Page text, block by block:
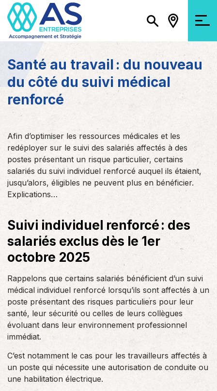
Santé au travail : du nouveau
du côté du suivi médical
renforcé
Afin d’optimiser les ressources médicales et les
redéployer sur le suivi des salariés affectés à des
postes présentant un risque particulier, certains
salariés du suivi individuel renforcé auquel ils étaient,
jusqu’alors, éligibles ne peuvent plus en bénéficier.
Explications…
Suivi individuel renforcé : des
salariés exclus dès le 1er
octobre 2025
Rappelons que certains salariés bénéficient d’un suivi
médical individuel renforcé lorsqu’ils sont affectés à un
poste présentant des risques particuliers pour leur
santé, leur sécurité ou celles de leurs collègues
évoluant dans leur environnement professionnel
immédiat.
C’est notamment le cas pour les travailleurs affectés à
un poste qui nécessite une autorisation de conduite ou
une habilitation électrique.